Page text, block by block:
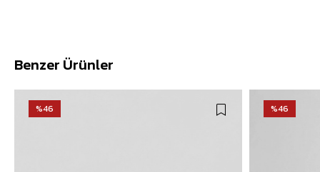
Benzer Ürünler
%46 %46